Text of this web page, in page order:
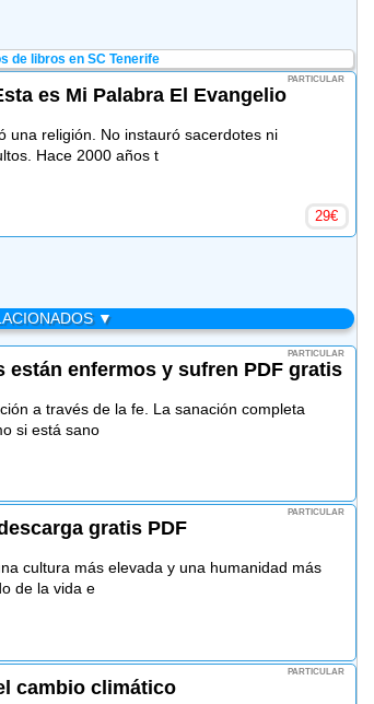
de libros en SC Tenerife
PARTICULAR
es Mi Palabra El Evangelio
una religión. No instauró sacerdotes ni
Hace 2000 años t
29€
▼
PARTICULAR
están enfermos y sufren PDF gratis
a través de la fe. La sanación completa
si está sano
PARTICULAR
gratis PDF
cultura más elevada y una humanidad más
de la vida e
PARTICULAR
cambio climático